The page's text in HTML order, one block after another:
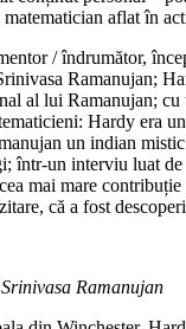
aflat în
/ îndrumător,
Ramanujan;
al lui Ramanujan; cu
Hardy era
un indian
într-un interviu luat de
mai mare contribuție
că a fost
Srinivasa Ramanujan